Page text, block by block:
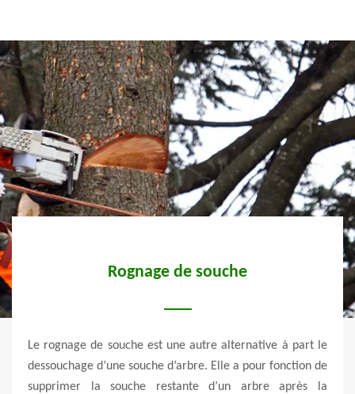
Rognage de souche
Le rognage de souche est une autre alternative à part le
dessouchage d’une souche d’arbre. Elle a pour fonction de
supprimer la souche restante d’un arbre après la